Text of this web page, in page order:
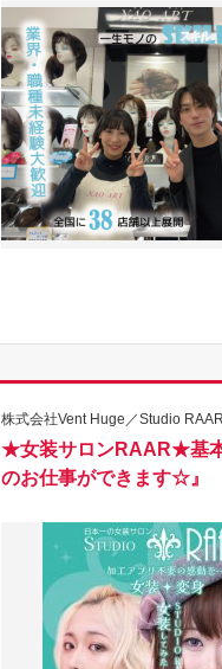
株式会社Vent Huge／Studio
★女装サロンRAAR★基本
のお仕事ができます☆』